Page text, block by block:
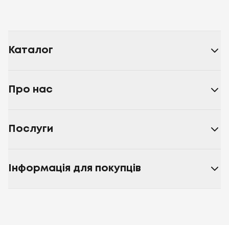
Каталог
Про нас
Послуги
Інформація для покупців